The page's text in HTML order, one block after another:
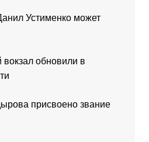
Устименко может
обновили в
присвоено звание